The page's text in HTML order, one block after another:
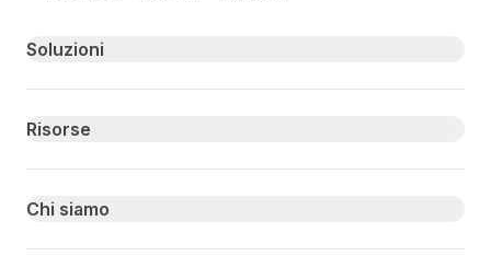
Primary footer navigation
Soluzioni
Risorse
Chi siamo